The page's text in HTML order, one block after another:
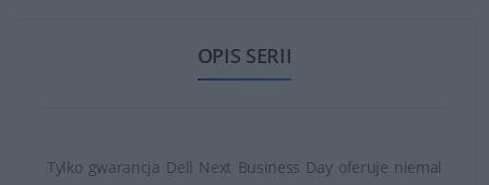
OPIS SERII
Tylko gwarancja Dell Next Business Day oferuje niemal